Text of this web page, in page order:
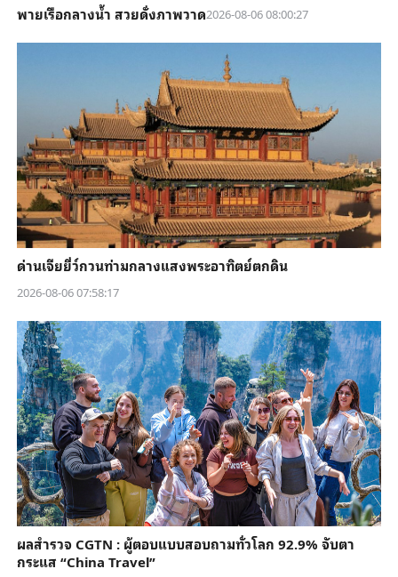
พายเรือกลางน้ำ สวยดั่งภาพวาด2026-08-06 08:00:27
ด่านเจียยี่ว์กวนท่ามกลางแสงพระอาทิตย์ตกดิน
2026-08-06 07:58:17
ผลสำรวจ CGTN : ผู้ตอบแบบสอบถามทั่วโลก 92.9% จับตา
กระแส “China Travel”